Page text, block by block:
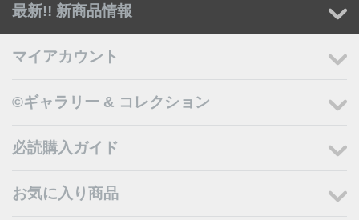
最新!! 新商品情報
マイアカウント
©ギャラリー & コレクション
必読購入ガイド
お気に入り商品